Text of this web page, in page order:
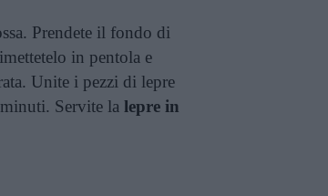
Prendete il fondo di
in pentola e
Unite i pezzi di lepre
Servite la lepre in